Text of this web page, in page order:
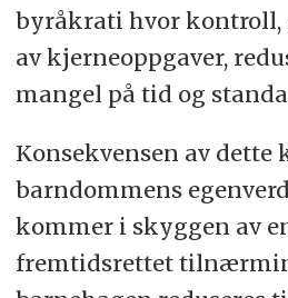
byråkrati hvor
av kjerneoppgaver,
mangel på tid og
Konsekvensen av dette
barndommens
kommer i skyggen av
fremtidsrettet